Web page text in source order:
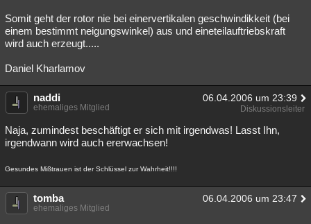
Somit geht der rotor nie bei einervertikalen geschwindikkeit (bei
einem bestimmt neigungswinkel) aus und eineteilauftriebskraft
wird auch erzeugt.....
Daniel Kharlamov
naddi 06.04.2006 um 23:39
ehemaliges Mitglied Diskussionsleiter
Naja, zumindest beschäftigt er sich mit irgendwas! Lasst Ihn,
irgendwann wird auch ererwachsen!
Gesundes Mißtrauen ist der Schlüssel zur Wahrheit!!!!
tomba 06.04.2006 um 23:47
ehemaliges Mitglied